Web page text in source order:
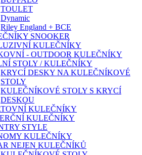
TOULET
Dynamic
Riley England + BCE
SNOOKER
KULEČNÍKY
- OUTDOOR KULEČNÍKY
STOLY / KULEČNÍKY
KRYCÍ DESKY NA KULEČNÍKOVÉ
STOLY
KULEČNÍKOVÉ STOLY S KRYCÍ
DESKOU
KULEČNÍKY
KULEČNÍKY
STYLE
KULEČNÍKY
NEJEN KULEČNÍKŮ